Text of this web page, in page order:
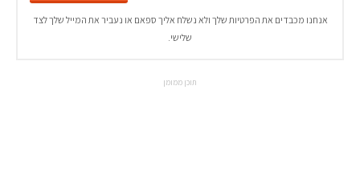
אנחנו מכבדים את הפרטיות שלך ולא נשלח אליך ספאם או נעביר את המייל שלך לצד
שלישי.
תוכן ממומן